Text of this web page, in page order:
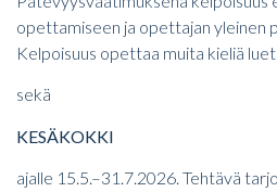
opettamiseen ja opettajan yleinen
Kelpoisuus opettaa muita kieliä
sekä
KESÄKOKKI
ajalle 15.5.–31.7.2026. Tehtävä